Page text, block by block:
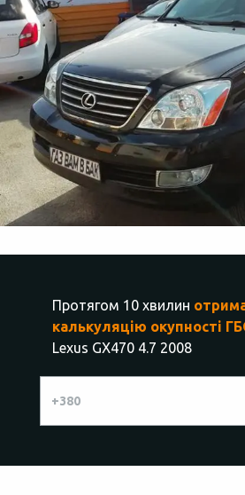
Протягом 10 хвилин
калькуляцію окупності
Lexus GX470 4.7 2008